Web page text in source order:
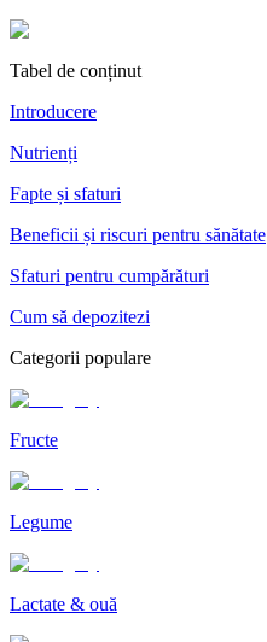
Tabel de conținut
Introducere
Nutrienți
Fapte și sfaturi
Beneficii și riscuri pentru sănătate
Sfaturi pentru cumpărături
Cum să depozitezi
Categorii populare
Fructe
Legume
Lactate & ouă